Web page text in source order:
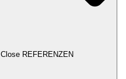
Close REFERENZEN